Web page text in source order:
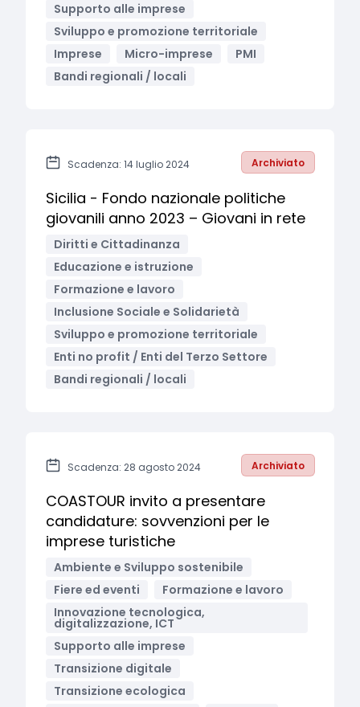
Supporto alle imprese
Sviluppo e promozione territoriale
Imprese
Micro-imprese
PMI
Bandi regionali / locali
Scadenza: 14 luglio 2024 Archiviato
Sicilia - Fondo nazionale politiche
giovanili anno 2023 – Giovani in rete
Diritti e Cittadinanza
Educazione e istruzione
Formazione e lavoro
Inclusione Sociale e Solidarietà
Sviluppo e promozione territoriale
Enti no profit / Enti del Terzo Settore
Bandi regionali / locali
Scadenza: 28 agosto 2024 Archiviato
COASTOUR invito a presentare
candidature: sovvenzioni per le
imprese turistiche
Ambiente e Sviluppo sostenibile
Fiere ed eventi
Formazione e lavoro
Innovazione tecnologica,
digitalizzazione, ICT
Supporto alle imprese
Transizione digitale
Transizione ecologica